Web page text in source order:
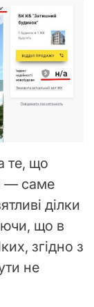
те, що
— саме
ділки
що в
згідно з
не